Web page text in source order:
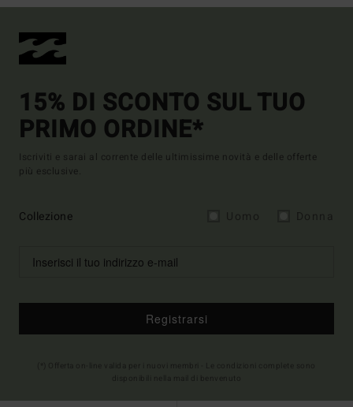
15% DI SCONTO SUL TUO
PRIMO ORDINE*
Iscriviti e sarai al corrente delle ultimissime novità e delle offerte
più esclusive.
Collezione
Registrarsi